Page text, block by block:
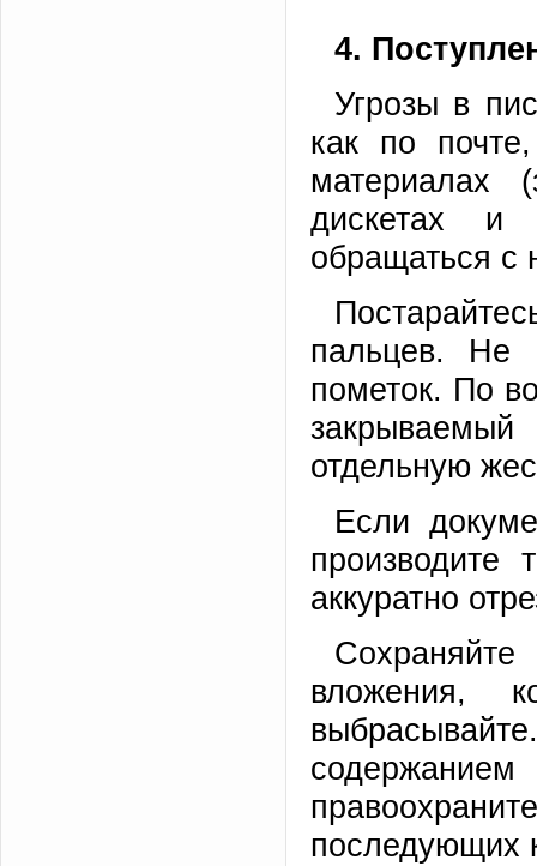
4.
Угрозы в
как по
материалах
дискетах и
обращаться с
пальцев. Не
пометок. По
закрываемый
отдельную
Если
производите
аккуратно
вложения,
последующих